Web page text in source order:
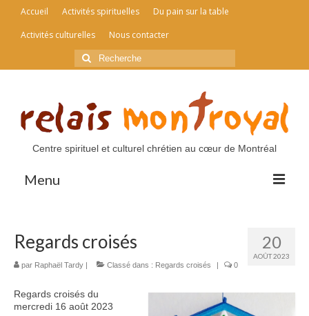
Accueil Activités spirituelles
Du pain sur la table
Activités culturelles
Nous contacter
Rechercher
:
Centre spirituel et culturel chrétien au cœur de Montréal
Menu
Activités spirituelles
Activités culturelles
20
AOÛT 2023
Regards croisés
par Raphaël Tardy | Classé dans : Regards croisés | 0
Regards croisés du
mercredi 16 août 2023